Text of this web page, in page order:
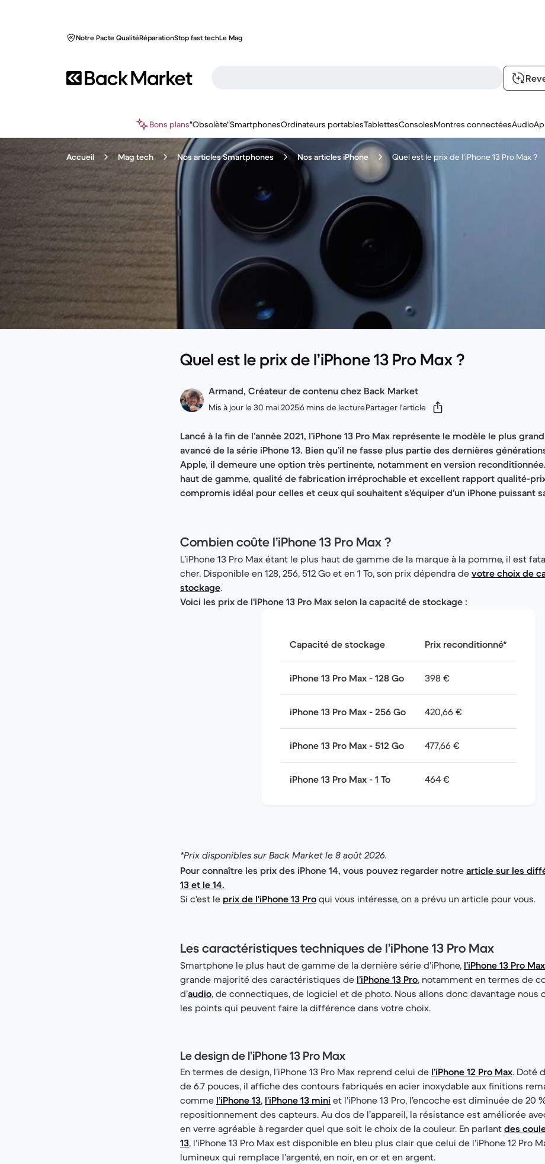
Notre Pacte QualitéRéparationStop fast techLe Mag
Bons plans"Obsolète"SmartphonesOrdinateurs portablesTablettesConsolesMontres connectéesAudio
Accueil Mag tech Nos articles Smartphones Nos articles iPhone Quel est le prix de l’iPhone 13 Pro Max ?
Quel est le prix de l’iPhone 13 Pro Max ?
Armand, Créateur de contenu chez Back Market
Mis à jour le 30 mai 20256 mins de lecturePartager l'article
Lancé à la fin de l’année 2021, l’iPhone 13 Pro Max représente le modèle le plus
avancé de la série iPhone 13. Bien qu’il ne fasse plus partie des dernières
Apple, il demeure une option très pertinente, notamment en version
haut de gamme, qualité de fabrication irréprochable et excellent rapport qualité-
compromis idéal pour celles et ceux qui souhaitent s’équiper d’un iPhone puissant
Combien coûte l’iPhone 13 Pro Max ?
L’iPhone 13 Pro Max étant le plus haut de gamme de la marque à la pomme, il est
cher. Disponible en 128, 256, 512 Go et en 1 To, son prix dépendra de votre choix de
stockage.
Voici les prix de l'iPhone 13 Pro Max selon la capacité de stockage :
Capacité de stockage Prix reconditionné*
iPhone 13 Pro Max - 128 Go 398 €
iPhone 13 Pro Max - 256 Go 420,66 €
iPhone 13 Pro Max - 512 Go 477,66 €
iPhone 13 Pro Max - 1 To 464 €
*Prix disponibles sur Back Market le 8 août 2026.
Pour connaître les prix des iPhone 14, vous pouvez regarder notre article sur les
13 et le 14.
Si c'est le prix de l'iPhone 13 Pro qui vous intéresse, on a prévu un article pour vous.
Les caractéristiques techniques de l’iPhone 13 Pro Max
Smartphone le plus haut de gamme de la dernière série d’iPhone, l’iPhone 13 Pro Max
grande majorité des caractéristiques de l’iPhone 13 Pro, notamment en termes de
d’audio, de connectiques, de logiciel et de photo. Nous allons donc davantage nous
les points qui peuvent faire la différence dans votre choix.
Le design de l’iPhone 13 Pro Max
En termes de design, l’iPhone 13 Pro Max reprend celui de l’iPhone 12 Pro Max. Doté
de 6.7 pouces, il affiche des contours fabriqués en acier inoxydable aux finitions
comme l’iPhone 13, l’iPhone 13 mini et l’iPhone 13 Pro, l’encoche est diminuée de 20
repositionnement des capteurs. Au dos de l’appareil, la résistance est améliorée
en verre agréable à regarder quel que soit le choix de la couleur. En parlant des
13, l’iPhone 13 Pro Max est disponible en bleu plus clair que celui de l’iPhone 12 Pro
lumineux qui remplace l’argenté, en noir, en or et en argent.